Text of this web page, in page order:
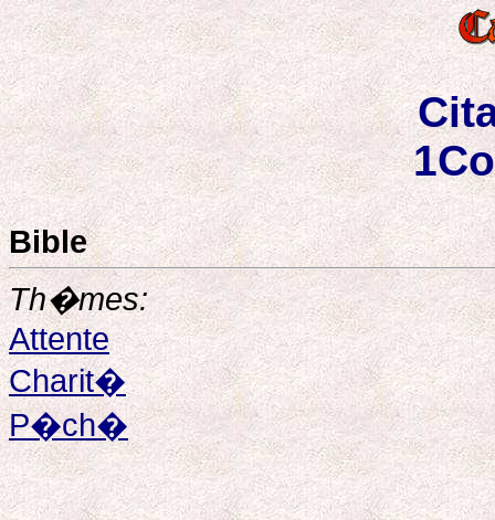
Bible
Th�mes:
Attente
Charit�
P�ch�